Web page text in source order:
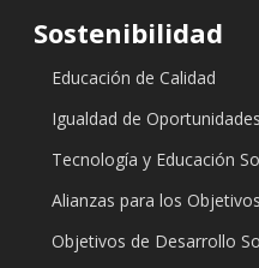
Sostenibilidad
Educación de Calidad
Igualdad de Oportunidades
Tecnología y Educación
Alianzas para los Objetivos
Objetivos de Desarrollo